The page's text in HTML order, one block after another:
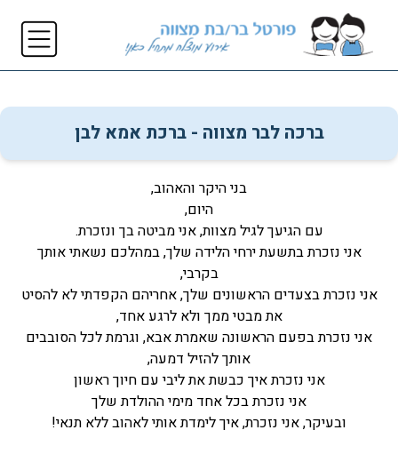
ברכה לבר מצווה - ברכת אמא לבן
בני היקר והאהוב,
היום,
עם הגיעך לגיל מצוות, אני מביטה בך ונזכרת.
אני נזכרת בתשעת ירחי הלידה שלך, במהלכם נשאתי אותך
בקרבי,
אני נזכרת בצעדים הראשונים שלך, אחריהם הקפדתי לא להסיט
את מבטי ממך ולא לרגע אחד,
אני נזכרת בפעם הראשונה שאמרת אבא, וגרמת לכל הסובבים
אותך להזיל דמעה,
אני נזכרת איך כבשת את ליבי עם חיוך ראשון
אני נזכרת בכל אחד מימי ההולדת שלך
ובעיקר, אני נזכרת, איך לימדת אותי לאהוב ללא תנאי!